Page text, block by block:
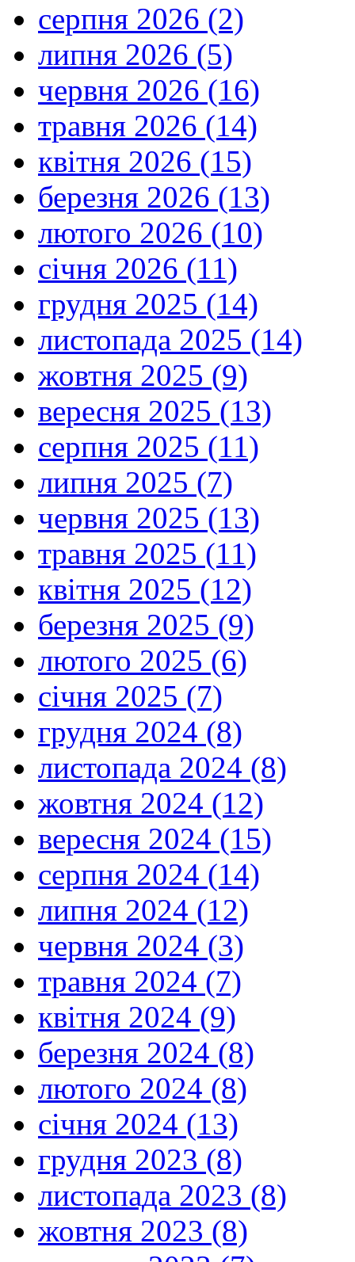
серпня 2026 (2)
липня 2026 (5)
червня 2026 (16)
травня 2026 (14)
квітня 2026 (15)
березня 2026 (13)
лютого 2026 (10)
січня 2026 (11)
грудня 2025 (14)
листопада 2025 (14)
жовтня 2025 (9)
вересня 2025 (13)
серпня 2025 (11)
липня 2025 (7)
червня 2025 (13)
травня 2025 (11)
квітня 2025 (12)
березня 2025 (9)
лютого 2025 (6)
січня 2025 (7)
грудня 2024 (8)
листопада 2024 (8)
жовтня 2024 (12)
вересня 2024 (15)
серпня 2024 (14)
липня 2024 (12)
червня 2024 (3)
травня 2024 (7)
квітня 2024 (9)
березня 2024 (8)
лютого 2024 (8)
січня 2024 (13)
грудня 2023 (8)
листопада 2023 (8)
жовтня 2023 (8)